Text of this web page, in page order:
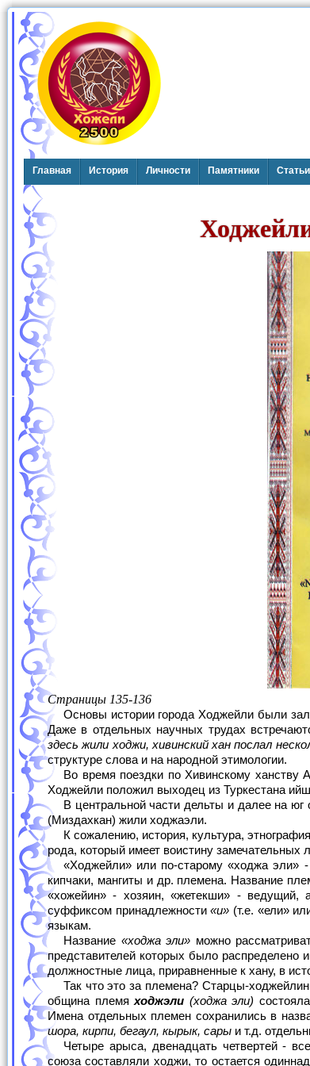
Главная История Личности Памятники Статьи
Страницы 135-136
Основы истории города Ходжейли были заложены в XVII в. О происхождении названия города высказывались различные суждения.
Даже в отдельных научных трудах
здесь жили ходжи, хивинский хан послал
структуре слова и на народной этимологии.
Во время поездки по Хивинскому ханству А.Кун записал предание о городе Ходжейли, в котором говорится, что начало поселению
Ходжейли положил выходец из Туркестана
В центральной части дельты и далее на юг от истоков Карабайлы до Кубетау землями владели кенегесы. В округе Мазлумхан Сулу
(Миздахкан) жили ходжаэли.
К сожалению, история, культура, этнография, язык, топонимика (топонимы), архитектура и др. параметры этого поистине чудесного го­
рода, который имеет воистину
«Ходжейли» или по-старому «ходжа эли» - это название одного из союза XV-XVIII вв. В этом объединении находились коныраты,
кипча­ки, мангиты и др. племена. Название
«хожейин» - хозяин, «жетекши» -
суффиксом принадлежности«и» (т.е. «ели»
языкам.
Название «ходжа эли» можно
предста­вителей которых было распределено
должностные лица, приравненные к хану, в
Так что это за племена? Старцы-
община племяходжэли (ходжа эли)
Имена отдельных племен сохранились в
шора, кирпи, бегаул, кырык, сары и т.д.
Четыре арыса, двенадцать четвертей - всего должно быть шестна­дцать. Если будем считать, что одну четверть ходжэлийского
союза со­ставляли ходжи, то остается